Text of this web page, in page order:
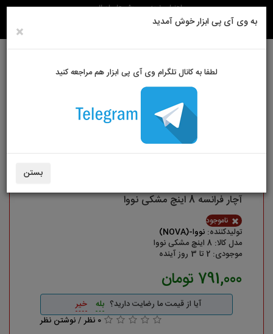
راهنمای خرید روش های ارسال
سبد خرید
آچار آچار فرانسه 8 اینچ مشکی نووا
آچار فرانسه 8 اینچ مشکی نووا
ناموجود
تولیدکننده: نووا-(NOVA)
مدل کالا: 8 اینچ مشکی نووا
موجودی: 2 تا 3 روز آینده
791,000 تومان
آیا از قیمت ما رضایت دارید؟ بله
خیر
0 نظر
/نوشتن نظر
به وی آی پی ابزار خوش آمدید
×
لطفا به کانال تلگرام وی آی پی ابزار هم مراجعه کنید
بستن